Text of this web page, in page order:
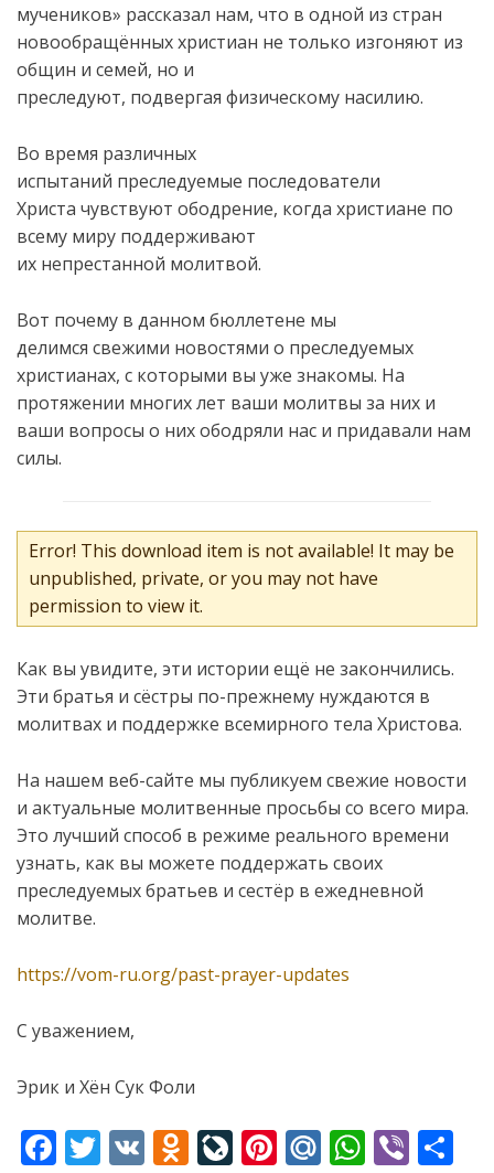
мучеников» рассказал нам, что в одной из стран
новообращённых христиан не только изгоняют из
общин и семей, но и
преследуют, подвергая физическому насилию.
Во время различных
испытаний преследуемые последователи
Христа чувствуют ободрение, когда христиане по
всему миру поддерживают
их непрестанной молитвой.
Вот почему в данном бюллетене мы
делимся свежими новостями о преследуемых
христианах, с которыми вы уже знакомы. На
протяжении многих лет ваши молитвы за них и
ваши вопросы о них ободряли нас и придавали нам
силы.
Error! This download item is not available! It may be
unpublished, private, or you may not have
permission to view it.
Как вы увидите, эти истории ещё не закончились.
Эти братья и сёстры по-прежнему нуждаются в
молитвах и поддержке всемирного тела Христова.
На нашем веб-сайте мы публикуем свежие новости
и актуальные молитвенные просьбы со всего мира.
Это лучший способ в режиме реального времени
узнать, как вы можете поддержать своих
преследуемых братьев и сестёр в ежедневной
молитве.
https://vom-ru.org/past-prayer-updates
C уважением,
Эрик и Хён Сук Фоли
F T V O Li Pi M W Vi